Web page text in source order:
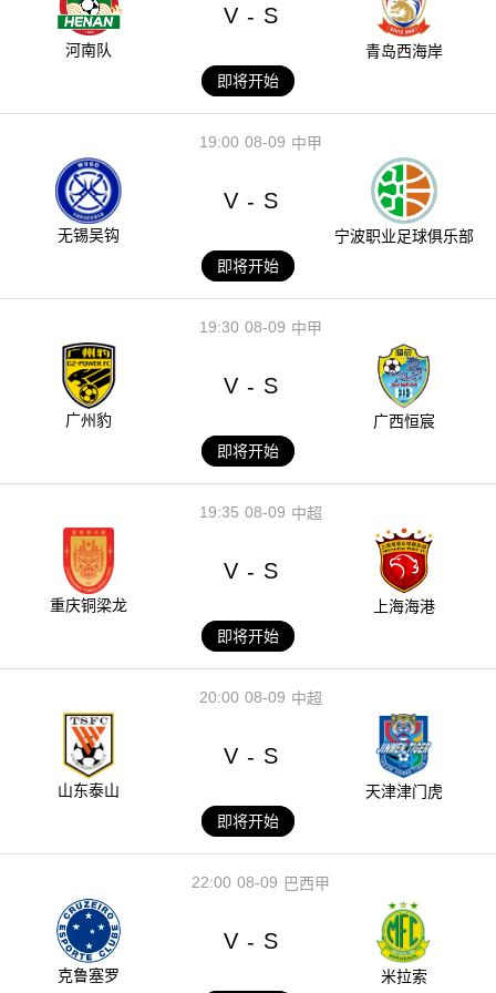
河南队
V - S
青岛西海岸
即将开始
08-09
19:00 中甲
无锡吴钩
V - S
宁波职业足球俱乐部
即将开始
08-09
19:30 中甲
广州豹
V - S
广西恒宸
即将开始
08-09
19:35 中超
重庆铜梁龙
V - S
上海海港
即将开始
08-09
20:00 中超
山东泰山
V - S
天津津门虎
即将开始
08-09
22:00 巴西甲
克鲁塞罗
V - S
米拉索